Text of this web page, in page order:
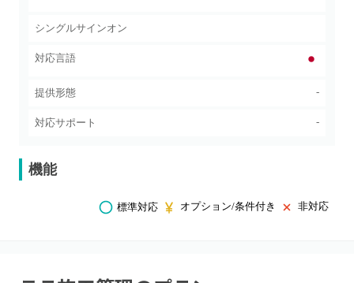
シングルサインオン
対応言語
提供形態 -
対応サポート -
機能
標準対応 オプション/条件付き 非対応